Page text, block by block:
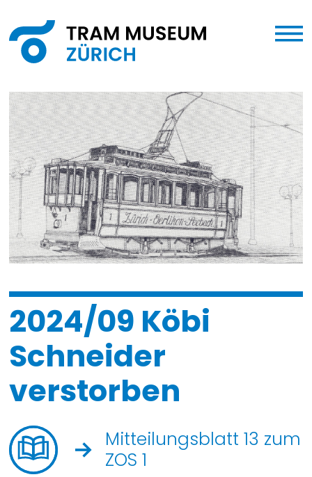
2024/09 Köbi
Schneider
verstorben
Mitteilungsblatt 13 zum
ZOS 1